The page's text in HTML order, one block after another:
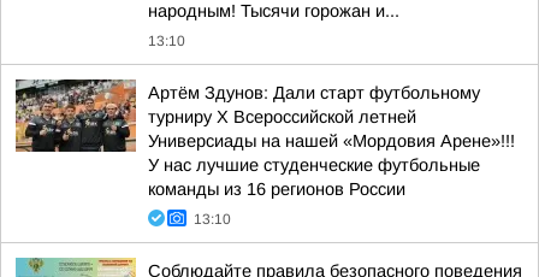
народным! Тысячи горожан и...
13:10
Артём Здунов: Дали старт футбольному
турниру Х Всероссийской летней
Универсиады на нашей «Мордовия Арене»!!!
У нас лучшие студенческие футбольные
команды из 16 регионов России
13:10
Соблюдайте правила безопасного поведения